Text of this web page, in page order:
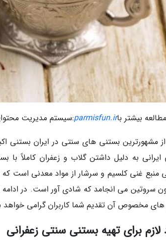
بیشتر باparmisfun.ir:سیستم مدیریت
مشهورترین بستنی های سنتی در ایران بستنی
ایرانی به دلیل داشتن گلاب و زعفران
منبع غنی کلسیم و سرشار از مواد معدنی است
سروتین می انجامد که شادی آور است. در
مخصوص آن تقدیم شما کاربران گرامی
لازم برای تهیه بستنی سنتی زعفرانی